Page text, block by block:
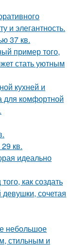
и элегантность.
37 кв.
пример того,
стать уютным
кухней и
для комфортной
кв.
идеально
как создать
сочетая
небольшое
стильным и